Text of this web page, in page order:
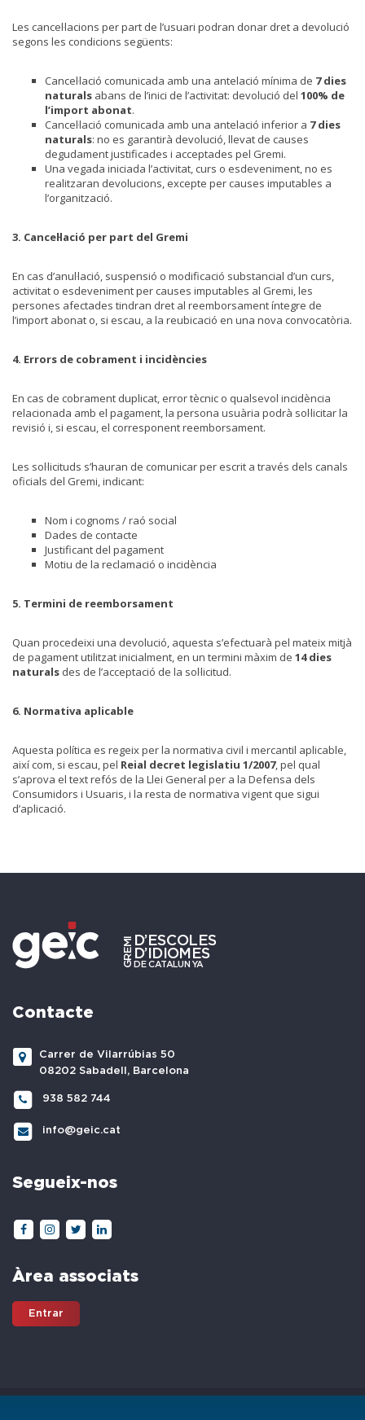
Les cancel·lacions per part de l’usuari podran donar dret a devolució
segons les condicions següents:
Cancel·lació comunicada amb una antelació mínima de 7 dies
naturals abans de l’inici de l’activitat: devolució del 100% de
l’import abonat.
Cancel·lació comunicada amb una antelació inferior a 7 dies
naturals: no es garantirà devolució, llevat de causes
degudament justificades i acceptades pel Gremi.
Una vegada iniciada l’activitat, curs o esdeveniment, no es
realitzaran devolucions, excepte per causes imputables a
l’organització.
3. Cancel·lació per part del Gremi
En cas d’anul·lació, suspensió o modificació substancial d’un curs,
activitat o esdeveniment per causes imputables al Gremi, les
persones afectades tindran dret al reemborsament íntegre de
l’import abonat o, si escau, a la reubicació en una nova convocatòria.
4. Errors de cobrament i incidències
En cas de cobrament duplicat, error tècnic o qualsevol incidència
relacionada amb el pagament, la persona usuària podrà sol·licitar la
revisió i, si escau, el corresponent reemborsament.
Les sol·licituds s’hauran de comunicar per escrit a través dels canals
oficials del Gremi, indicant:
Nom i cognoms / raó social
Dades de contacte
Justificant del pagament
Motiu de la reclamació o incidència
5. Termini de reemborsament
Quan procedeixi una devolució, aquesta s’efectuarà pel mateix mitjà
de pagament utilitzat inicialment, en un termini màxim de 14 dies
naturals des de l’acceptació de la sol·licitud.
6. Normativa aplicable
Aquesta política es regeix per la normativa civil i mercantil aplicable,
així com, si escau, pel Reial decret legislatiu 1/2007, pel qual
s’aprova el text refós de la Llei General per a la Defensa dels
Consumidors i Usuaris, i la resta de normativa vigent que sigui
d’aplicació.
Contacte
Carrer de Vilarrúbias 50
08202 Sabadell, Barcelona
938 582 744
info@geic.cat
Segueix-nos
Àrea associats
Entrar